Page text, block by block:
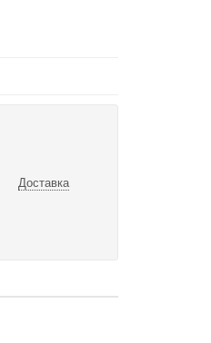
Доставка